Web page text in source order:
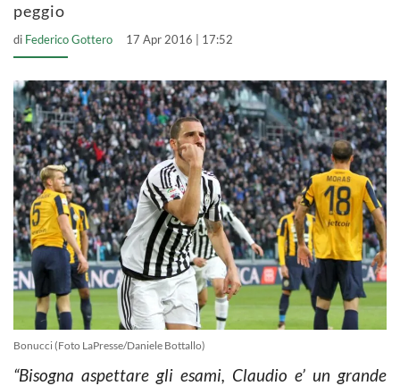
peggio
di Federico Gottero 17 Apr 2016 | 17:52
Bonucci (Foto LaPresse/Daniele Bottallo)
“Bisogna aspettare gli esami, Claudio e’ un grande